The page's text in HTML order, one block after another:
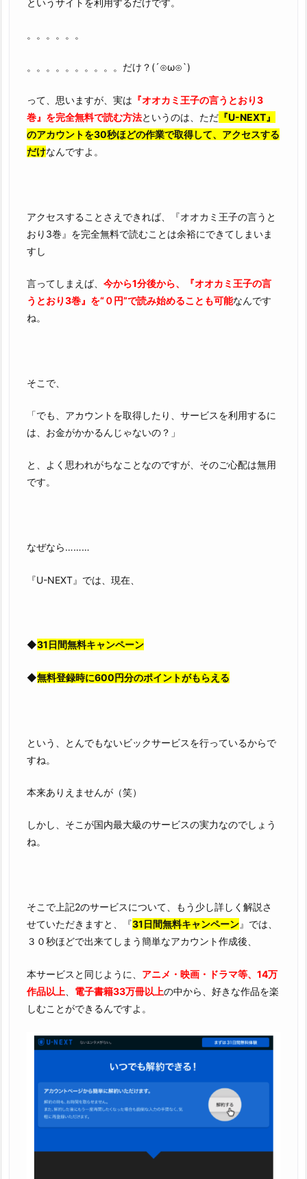
。。。。。。
。。。。。。。。。。だけ？(´⊙ω⊙`)
って、思いますが、実は 『オオカミ王子の言うとおり3
巻』を完全無料で読む方法というのは、ただ 『U-NEXT』
のアカウントを30秒ほどの作業で取得して、アクセスする
だけなんですよ。
アクセスすることさえできれば、『オオカミ王子の言うと
おり3巻』を完全無料で読むことは余裕にできてしまいま
すし
言ってしまえば、 今から1分後から、『オオカミ王子の言
うとおり3巻』を“０円”で読み始めることも可能なんです
ね。
そこで、
「でも、アカウントを取得したり、サービスを利用するに
は、お金がかかるんじゃないの？」
と、よく思われがちなことなのですが、そのご心配は無用
です。
なぜなら………
『U-NEXT』では、現在、
◆31日間無料キャンペーン
◆無料登録時に600円分のポイントがもらえる
という、とんでもないビックサービスを行っているからで
すね。
本来ありえませんが（笑）
しかし、そこが国内最大級のサービスの実力なのでしょう
ね。
そこで上記2のサービスについて、もう少し詳しく解説さ
せていただきますと、『31日間無料キャンペーン』では、
３０秒ほどで出来てしまう簡単なアカウント作成後、
本サービスと同じように、 アニメ・映画・ドラマ等、14万
作品以上
電子書籍33万冊以上の中から、好きな作品を楽
しむことができるんですよ。